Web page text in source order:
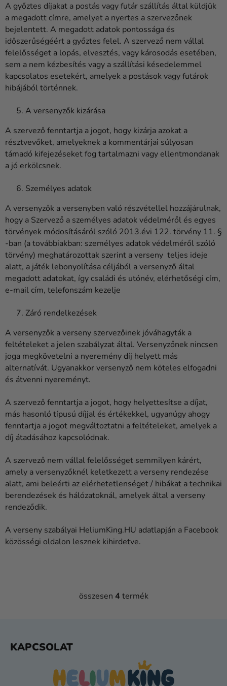
A győztes díjakat a postás vagy futár szállítás által küldjük
a megadott címre, amelyet a nyertes a szervezőnek
bejelentett. A megadott adatok pontossága és
időszerűségéért a győztes felel. A szervező nem vállal
felelősséget a lopás, elvesztés, vagy károsodás esetében,
sem a nem kézbesítés vagy a szállítási késedelemmel
kapcsolatos esetekért, amelyek a postások vagy futárok
hibájából történnek.
A versenyzők kizárása
A szervező fenntartja a jogot, hogy kizárja azokat a
résztvevőket, amelyeknek a kommentárjai súlyosan
támadó kifejezéseket fog tartalmazni vagy ellentmondanak
a jó erkölcsnek.
Személyes adatok
A versenyzők a versenyben való részvétellel hozzájárulnak,
hogy a Szervező a személyes adatok védelméről és egyes
törvények módosításáról szóló 2013.évi 122. törvény 11. §
-ban (a továbbiakban: személyes adatok védelméről szóló
törvény) meghatározottak szerint a verseny teljes ideje
alatt, a játék lebonyolítása céljából a versenyző által
megadott adatokat, így családi és utónév, elérhetőségi cím,
e-mail cím, telefonszám kezelje
Záró rendelkezések
A versenyzők a verseny szervezőinek jóváhagyták a
feltételeket a jelen szabályzat által. Versenyzőnek nincsen
joga megkövetelni a nyeremény díj helyett más
alternatívát. Ugyanakkor versenyző nem köteles elfogadni
és átvenni nyereményt.
A szervező fenntartja a jogot, hogy helyettesítse a díjat,
más hasonló típusú díjjal és értékekkel, ugyanúgy ahogy
fenntartja a jogot megváltoztatni a feltételeket, amelyek a
díj átadásához kapcsolódnak.
A szervező nem vállal felelősséget semmilyen kárért,
amely a versenyzőknél keletkezett a verseny rendezése
alatt, ami beleérti az elérhetetlenséget / hibákat a technikai
berendezések és hálózatoknál, amelyek által a verseny
rendeződik.
A verseny szabályai HeliumKing.HU adatlapján a Facebook
közösségi oldalon lesznek kihirdetve.
L
R
Á
összesen 4 termék
KAPCSOLAT